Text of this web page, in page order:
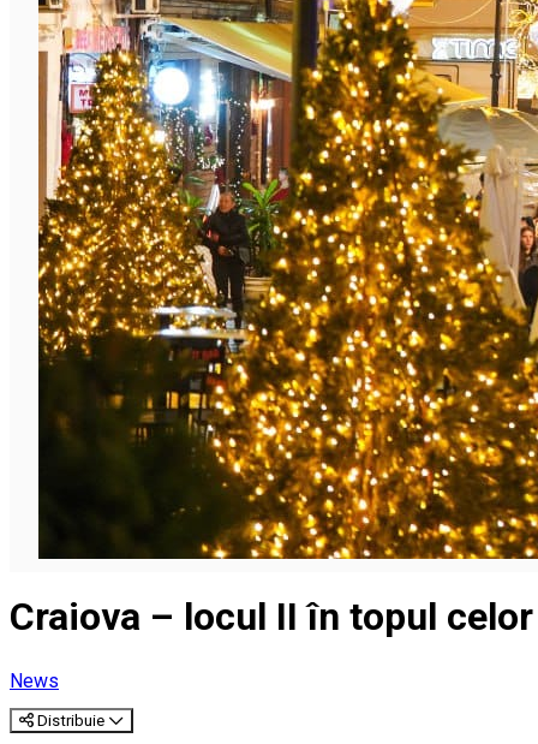
English
Craiova – locul II în topul
News
Distribuie